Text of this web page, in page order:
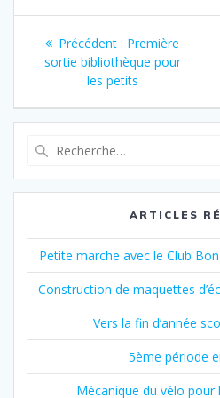
Navigation
de
l’article
Précédent : Article
précédent
:
Première
sortie bibliothèque pour
les petits
:
ARTICLES
Petite marche avec le Club
Construction de maquettes
Vers la fin d’année
5ème période
Mécanique du vélo pour